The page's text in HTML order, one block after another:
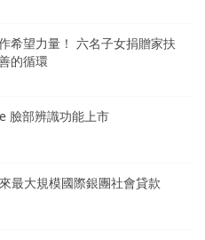
希望力量！ 六名子女捐贈家扶
的循環
臉部辨識功能上市
最大規模國際銀團社會貸款